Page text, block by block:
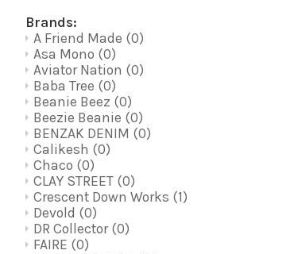
Brands:
A Friend Made (0)
Asa Mono (0)
Aviator Nation (0)
Baba Tree (0)
Beanie Beez (0)
Beezie Beanie (0)
BENZAK DENIM (0)
Calikesh (0)
Chaco (0)
CLAY STREET (0)
Crescent Down Works (1)
Devold (0)
DR Collector (0)
FAIRE (0)